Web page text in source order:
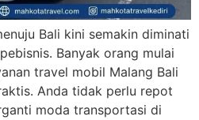
Bali kini semakin diminati
Banyak orang mulai
travel mobil Malang Bali
Anda tidak perlu repot
moda transportasi di